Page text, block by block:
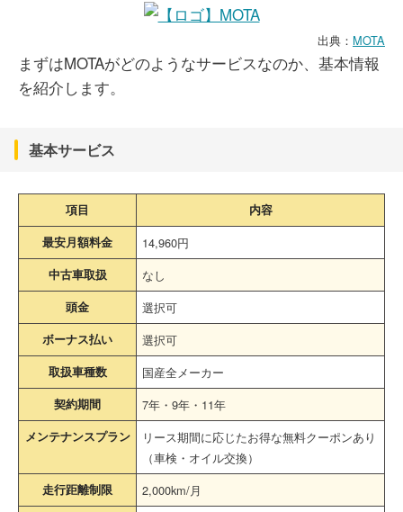
出典： MOTA
まずはMOTAがどのようなサービスなのか、基本情報
を紹介します。
基本サービス
項目
内容
最安月額料金
14,960円
中古車取扱 なし
頭金 選択可
ボーナス払い 選択可
取扱車種数 国産全メーカー
契約期間 7年・9年・11年
メンテナンスプラン
リース期間に応じたお得な無料クーポンあり
（車検・オイル交換）
走行距離制限 2,000km/月